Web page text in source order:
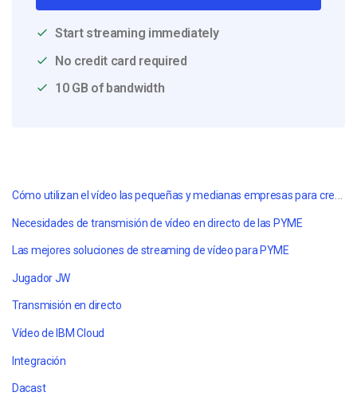
Start streaming immediately
No credit card required
10 GB of bandwidth
Cómo utilizan el vídeo las pequeñas y medianas empresas para crecer
Necesidades de transmisión de vídeo en directo de las PYME
Las mejores soluciones de streaming de vídeo para PYME
Jugador JW
Transmisión en directo
Vídeo de IBM Cloud
Integración
Dacast